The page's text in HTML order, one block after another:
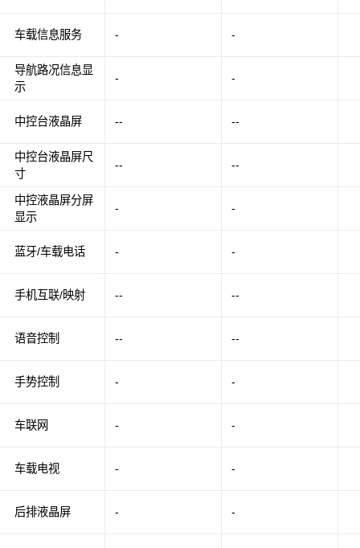
车载信息服务
导航路况信息显
示
中控台液晶屏
中控台液晶屏尺
寸
中控液晶屏分屏
显示
蓝牙/车载电话
手机互联/映射
语音控制
手势控制
车联网
车载电视
后排液晶屏
- -
- -
-- --
-- --
- -
- -
-- --
-- --
- -
- -
- -
- -